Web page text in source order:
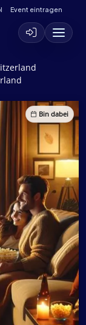
Event eintragen
Bin dabei